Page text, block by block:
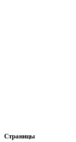
Страницы